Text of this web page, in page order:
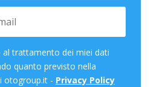
al trattamento dei miei dati
quanto previsto nella
otogroup.it - Privacy Policy